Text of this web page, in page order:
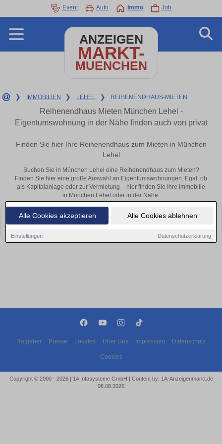
Alle Cookies akzeptieren Alle Cookies ablehnen
Einstellungen Datenschutzerklärung
Event Auto Immo Job
ANZEIGEN
MARKT-
MUENCHEN
❯ IMMOBILIEN ❯ LEHEL ❯ REIHENENDHAUS-MIETEN
Reihenendhaus Mieten München Lehel -
Eigentumswohnung in der Nähe finden auch von privat
Finden Sie hier Ihre Reihenendhaus zum Mieten in München
Lehel
Suchen Sie in München Lehel eine Reihenendhaus zum Mieten?
Finden Sie hier eine große Auswahl an Eigentumswohnungen. Egal, ob
als Kapitalanlage oder zur Vermietung – hier finden Sie Ihre Immobilie
in München Lehel oder in der Nähe.
Leider konnten wir derzeit keine passenden Objekte finden. Schauen Sie
bald wieder vorbei!
Ratgeber Presse Lokales Über Uns Impressum Datenschutz
Cookies
Copyright © 2000 - 2026 | 1A Infosysteme GmbH | Content by: 1A-Anzeigenmarkt.de
08.08.2026